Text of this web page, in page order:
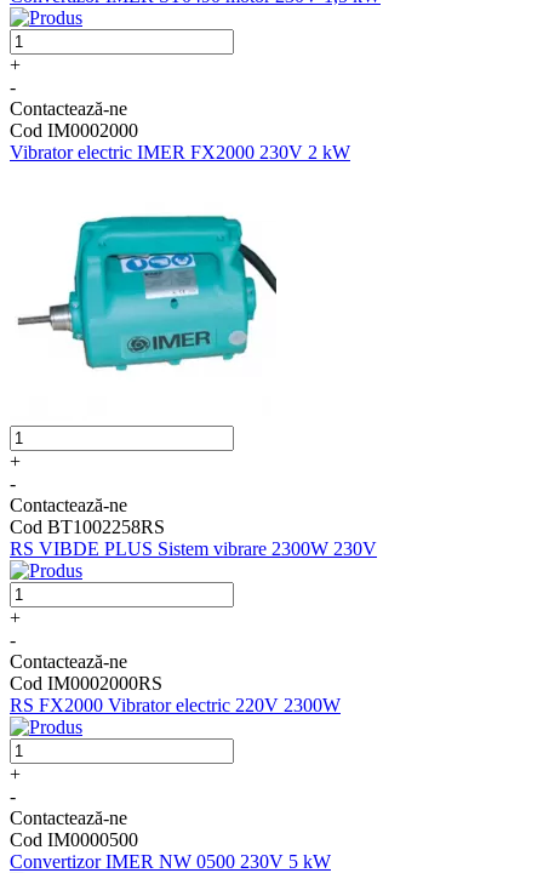
+
-
Contactează-ne
Cod IM0002000
Vibrator electric IMER FX2000 230V 2 kW
+
-
Contactează-ne
Cod BT1002258RS
RS VIBDE PLUS Sistem vibrare 2300W 230V
+
-
Contactează-ne
Cod IM0002000RS
RS FX2000 Vibrator electric 220V 2300W
+
-
Contactează-ne
Cod IM0000500
Convertizor IMER NW 0500 230V 5 kW